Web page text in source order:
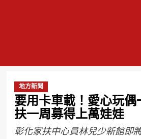
地方新聞
要用卡車載！愛心玩偶
扶一周募得上萬娃娃
彰化家扶中心員林兒少新館即